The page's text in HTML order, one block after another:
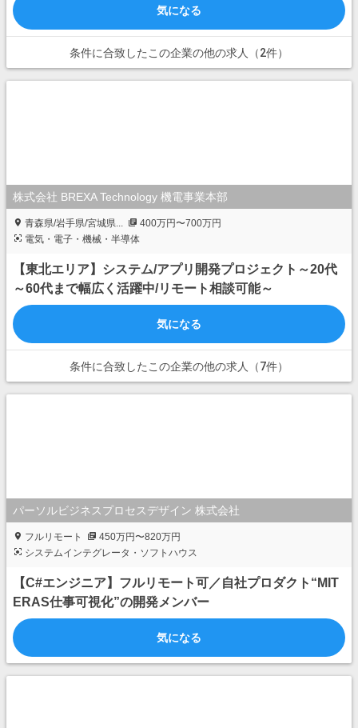
気になる
条件に合致したこの企業の他の求人（2件）
株式会社 BREXA Technology 機電事業本部
青森県/岩手県/宮城県...
400万円〜700万円
電気・電子・機械・半導体
【東北エリア】システム/アプリ開発プロジェクト～20代
～60代まで幅広く活躍中/リモート相談可能～
気になる
条件に合致したこの企業の他の求人（7件）
パーソルビジネスプロセスデザイン 株式会社
フルリモート
450万円〜820万円
システムインテグレータ・ソフトハウス
【C#エンジニア】フルリモート可／自社プロダクト“MIT
ERAS仕事可視化”の開発メンバー
気になる